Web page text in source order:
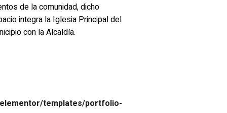
de la comunidad, dicho
integra la Iglesia Principal del
con la Alcaldía.
templates/portfolio-